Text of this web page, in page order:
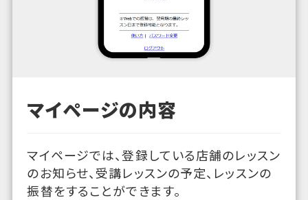
マイページの内容
マイページでは、登録している店舗のレッスン
のお知らせ、受講レッスンの予定、レッスンの
振替をすることができます。